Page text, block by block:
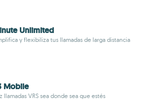
Unlimited
y flexibiliza tus llamadas de larga distancia
Mobile
llamadas VRS sea donde sea que estés